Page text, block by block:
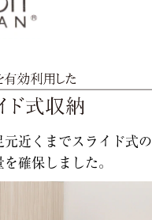
元近くまでスライド式の
確保しました。